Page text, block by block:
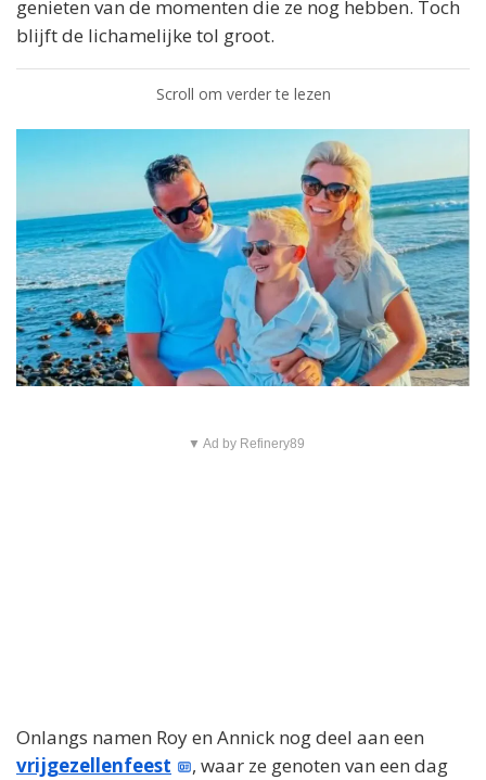
genieten van de momenten die ze nog hebben. Toch
blijft de lichamelijke tol groot.
Scroll om verder te lezen
▼ Ad by Refinery89
Onlangs namen Roy en Annick nog deel aan een
vrijgezellenfeest
, waar ze genoten van een dag